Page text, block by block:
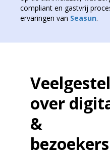
compliant en gastvrij
ervaringen van Seasun.
over
&